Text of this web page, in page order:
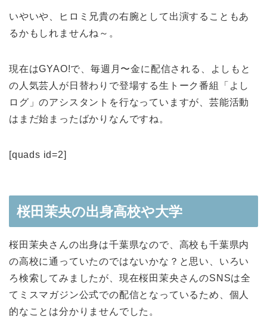
いやいや、ヒロミ兄貴の右腕として 出演することもあ
るかもしれませんね～。
現在はGYAO!で、毎週月〜金に配信される、よしもと
の人気芸人が日替わりで登場する生トーク番組「よし
ログ」のアシスタントを行なっていますが、芸能活動
はまだ始まったばかりなんですね。
[quads id=2]
桜田茉央の出身高校や大学
桜田茉央さんの出身は千葉県なので、高校も千葉県内
の高校に通っていたのではないかな？と思い、いろい
ろ検索してみましたが、現在桜田茉央さんのSNSは全
てミスマガジン公式での配信となっているため、個人
的なことは分かりませんでした。